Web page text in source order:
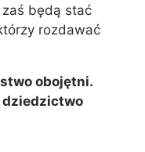
będą stać
rozdawać
obojętni.
dziedzictwo